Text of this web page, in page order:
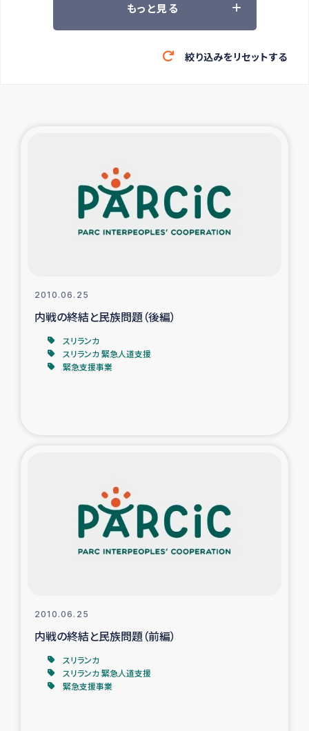
緊急救援の時代
大雨による洪水被災者支援
カカオ生産者支援事業
インドネシア中部 スラウェシの地震・津波被災者支援
スリランカ ムライティブ県帰還民の生活再建支援
スリランカの南北女性をつなぐサリー・リサイクル・プロ
ジェクト
復興支援事業
もっと見る
絞り込みをリセットする
2010.06.25
内戦の終結と民族問題（後編）
スリランカ
スリランカ 緊急人道支援
緊急支援事業
2010.06.25
内戦の終結と民族問題（前編）
スリランカ
スリランカ 緊急人道支援
緊急支援事業